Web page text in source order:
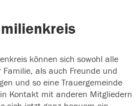
können sich sowohl alle
Familie, als auch Freunde und
und so eine Trauergemeinde
Kontakt mit anderen Mitgliedern